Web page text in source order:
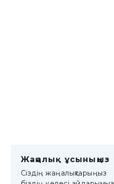
Жаңалық ұсыныңыз
Сіздің жаңалықтарыңыз